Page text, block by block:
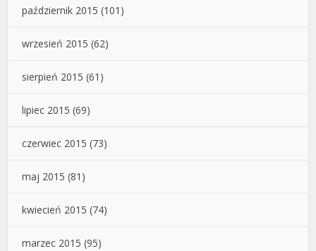
październik 2015 (101)
wrzesień 2015 (62)
sierpień 2015 (61)
lipiec 2015 (69)
czerwiec 2015 (73)
maj 2015 (81)
kwiecień 2015 (74)
marzec 2015 (95)